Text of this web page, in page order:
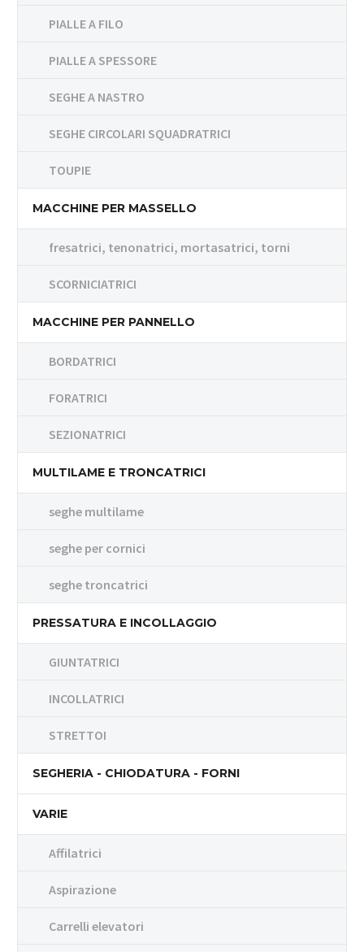
PIALLE A FILO
PIALLE A SPESSORE
SEGHE A NASTRO
SEGHE CIRCOLARI SQUADRATRICI
TOUPIE
MACCHINE PER MASSELLO
fresatrici, tenonatrici, mortasatrici, torni
SCORNICIATRICI
MACCHINE PER PANNELLO
BORDATRICI
FORATRICI
SEZIONATRICI
MULTILAME E TRONCATRICI
seghe multilame
seghe per cornici
seghe troncatrici
PRESSATURA E INCOLLAGGIO
GIUNTATRICI
INCOLLATRICI
STRETTOI
SEGHERIA - CHIODATURA - FORNI
VARIE
Affilatrici
Aspirazione
Carrelli elevatori